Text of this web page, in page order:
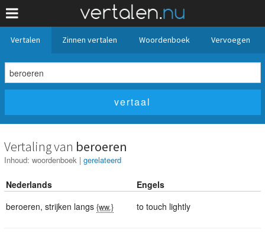
Vertalen Zinnen vertalen Woordenboek Vervoegen
Vertaling van beroeren
Inhoud: woordenboek | gerelateerd
Nederlands
Engels
beroeren, strijken langs {ww.} to touch lightly